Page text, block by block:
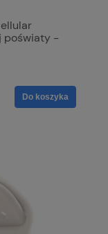
poświaty -
Do koszyka